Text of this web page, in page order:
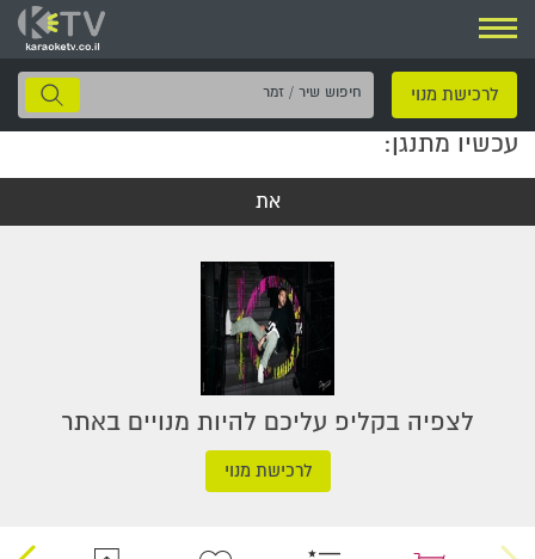
ניווט
לרכישת מנוי
חיפוש
שיר
עכשיו מתנגן:
את
לצפיה בקליפ עליכם להיות מנויים באתר
לרכישת מנוי